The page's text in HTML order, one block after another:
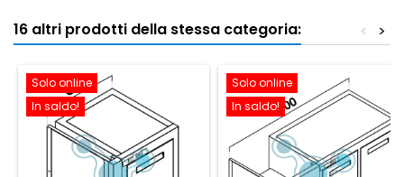
16 altri prodotti della stessa categoria: >
<
Solo online
In saldo!
Solo online
In saldo!